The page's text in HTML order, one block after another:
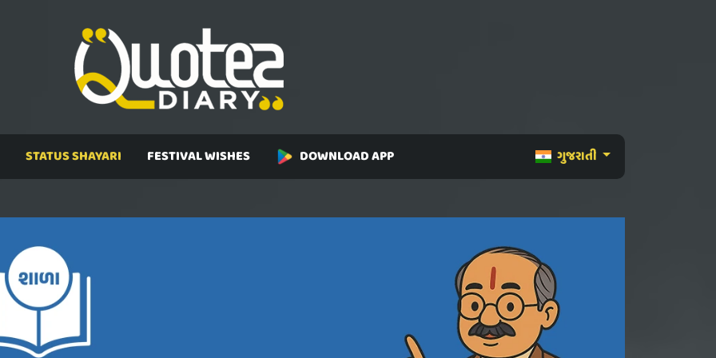
ગુજરાતી
STATUS SHAYARI FESTIVAL WISHES DOWNLOAD APP